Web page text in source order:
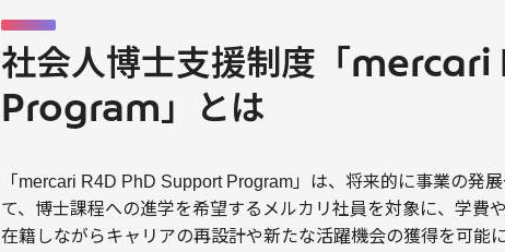
社会人博士支援制度「
Program」とは
「mercari R4D PhD Support Program」は、将来的に事業の発
て、博士課程への進学を希望するメルカリ社員を対象に、学費
在籍しながらキャリアの再設計や新たな活躍機会の獲得を可能